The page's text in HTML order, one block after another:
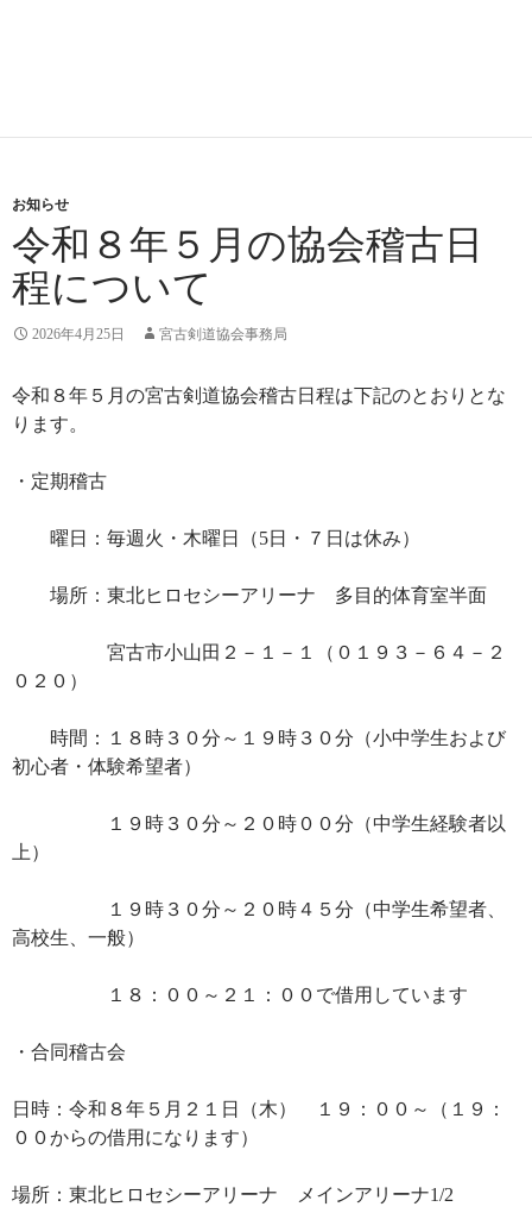
お知らせ
令和８年５月の協会稽古日
程について
2026年4月25日 宮古剣道協会事務局
令和８年５月の宮古剣道協会稽古日程は下記のとおりとな
ります。
・定期稽古
曜日：毎週火・木曜日（5日・７日は休み）
場所：東北ヒロセシーアリーナ 多目的体育室半面
宮古市小山田２－１－１（０１９３－６４－２
０２０）
時間：１８時３０分～１９時３０分（小中学生および
初心者・体験希望者）
１９時３０分～２０時００分（中学生経験者以
上）
１９時３０分～２０時４５分（中学生希望者、
高校生、一般）
１８：００～２１：００で借用しています
・合同稽古会
日時：令和８年５月２１日（木） １９：００～（１９：
００からの借用になります）
場所：東北ヒロセシーアリーナ メインアリーナ1/2